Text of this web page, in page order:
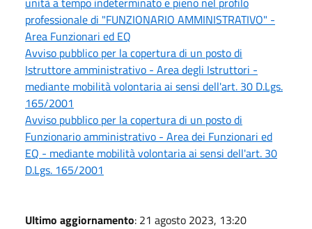
professionale di "FUNZIONARIO AMMINISTRATIVO" -
Area Funzionari ed EQ
Avviso pubblico per la copertura di un posto di
Istruttore amministrativo - Area degli Istruttori -
mediante mobilità volontaria ai sensi dell'art. 30 D.Lgs.
165/2001
Avviso pubblico per la copertura di un posto di
Funzionario amministrativo - Area dei Funzionari ed
EQ - mediante mobilità volontaria ai sensi dell'art. 30
D.Lgs. 165/2001
Ultimo aggiornamento: 21 agosto 2023, 13:20